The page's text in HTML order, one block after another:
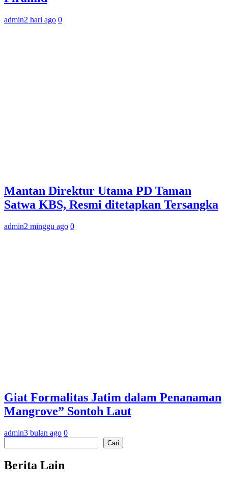
admin2 hari ago 0
Mantan Direktur Utama PD Taman
Satwa KBS, Resmi ditetapkan Tersangka
admin2 minggu ago 0
Giat Formalitas Jatim dalam Penanaman
Mangrove” Sontoh Laut
admin3 bulan ago 0
Cari
Berita Lain